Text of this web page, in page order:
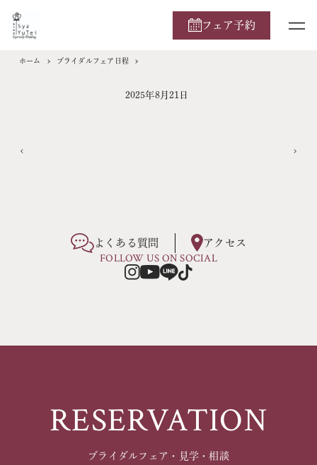
フェア予約
ホーム ブライダルフェア日程
2025年8月21日
よくある質問 アクセス
FOLLOW US ON SOCIAL
RESERVATION
ブライダルフェア・見学・相談